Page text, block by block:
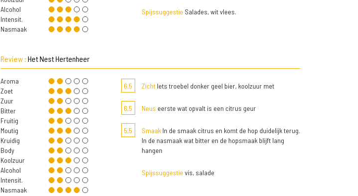
Alcohol
Intensit.
Nasmaak
Spijssuggestie Salades, wit vlees.
Review : Het Nest Hertenheer
Aroma
Zoet
Zuur
Bitter
Fruitig
Moutig
Kruidig
Body
Koolzuur
Alcohol
Intensit.
Nasmaak
6,5 ZichtIets troebel donker geel bier, koolzuur met
6,5 Neus eerste wat opvalt is een citrus geur
5,5 SmaakIn de smaak citrus en komt de hop duidelijk terug.
In de nasmaak wat bitter en de hopsmaak blijft lang
hangen
Spijssuggestie vis, salade